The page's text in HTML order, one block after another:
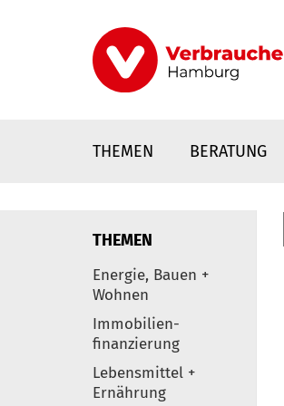
THEMEN BERATUNG
Elemente
THEMEN
Energie, Bauen +
Wohnen
Immobilien-
finanzierung
Lebensmittel +
Ernährung